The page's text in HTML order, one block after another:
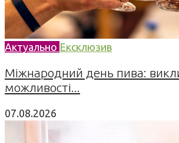
Актуально Ексклюзив
Міжнародний день пива:
можливості...
07.08.2026